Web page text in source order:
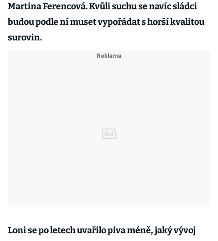
Martina Ferencová. Kvůli suchu se navíc sládci
budou podle ní muset vypořádat s horší kvalitou
surovin.
Loni se po letech uvařilo piva méně, jaký vývoj